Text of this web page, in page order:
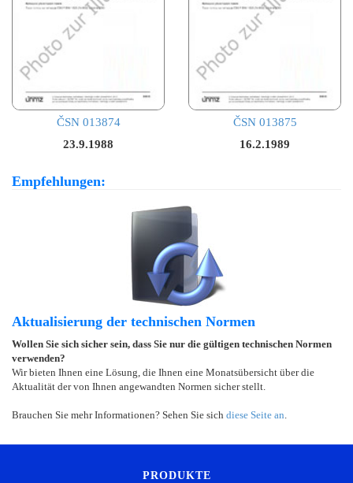
ČSN 013874
23.9.1988
ČSN 013875
16.2.1989
Empfehlungen:
Aktualisierung der technischen Normen
Wollen Sie sich sicher sein, dass Sie nur die gültigen technischen Normen
verwenden?
Wir bieten Ihnen eine Lösung, die Ihnen eine Monatsübersicht über die
Aktualität der von Ihnen angewandten Normen sicher stellt.
Brauchen Sie mehr Informationen? Sehen Sie sich diese Seite an
PRODUKTE